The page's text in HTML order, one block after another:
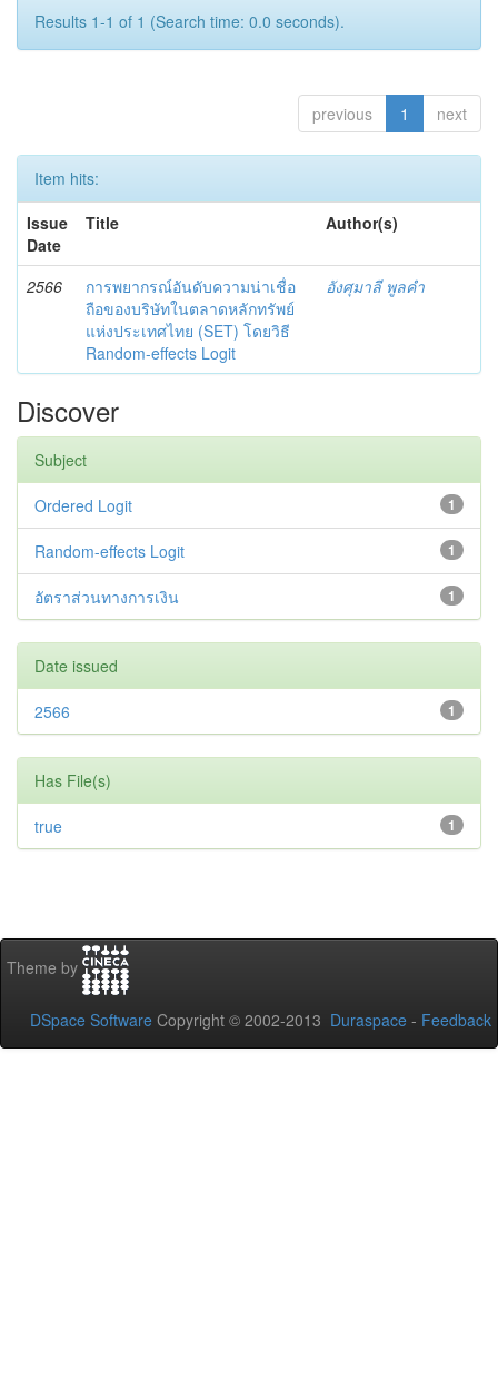
Results 1-1 of 1 (Search time: 0.0 seconds).
previous 1 next
Item hits:
Issue
Date
Title Author(s)
2566
การพยากรณ์อันดับความน่าเชื่อ
ถือของบริษัทในตลาดหลักทรัพย์
แห่งประเทศไทย (SET) โดยวิธี
Random-effects Logit
อังศุมาลี พูลคำ
Discover
Subject
1
Ordered Logit
1
Random-effects Logit
1
อัตราส่วนทางการเงิน
Date issued
1
2566
Has File(s)
1
true
Theme by
DSpace Software Copyright © 2002-2013 Duraspace - Feedback